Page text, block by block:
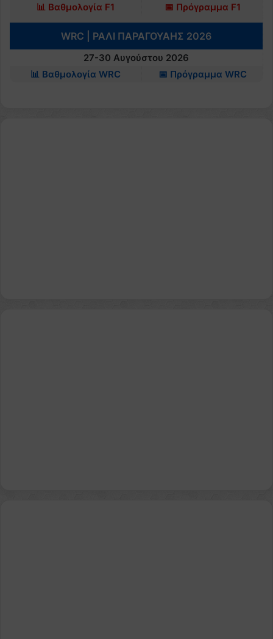
📊 Βαθμολογία F1 📅 Πρόγραμμα F1
WRC | ΡΑΛΙ ΠΑΡΑΓΟΥΑΗΣ 2026
27-30 Αυγούστου 2026
📊 Βαθμολογία WRC
📅 Πρόγραμμα WRC